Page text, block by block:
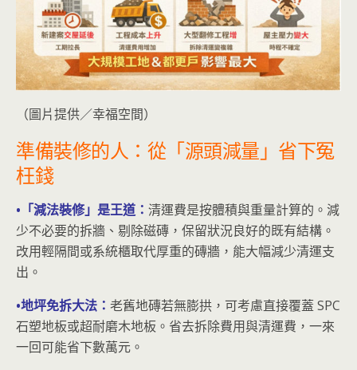
（圖片提供／幸福空間）
準備裝修的人：從「源頭減量」省下冤
枉錢
•「減法裝修」是王道： 清運費是按體積與重量計算的。減
少不必要的拆牆、剔除磁磚，保留狀況良好的既有結構。
改用輕隔間或系統櫃取代厚重的磚牆，能大幅減少清運支
出。
•地坪免拆大法： 老舊地磚若無膨拱，可考慮直接覆蓋 SPC
石塑地板或超耐磨木地板。省去拆除費用與清運費，一來
一回可能省下數萬元。